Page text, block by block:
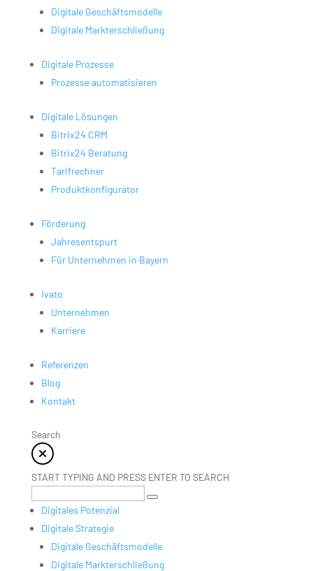
Digitale Geschäftsmodelle
Digitale Markterschließung
Digitale Prozesse
Prozesse automatisieren
Digitale Lösungen
Bitrix24 CRM
Bitrix24 Beratung
Tarifrechner
Produktkonfigurator
Förderung
Jahresentspurt
Für Unternehmen in Bayern
Ivato
Unternehmen
Karriere
Referenzen
Blog
Kontakt
Search
START TYPING AND PRESS ENTER TO SEARCH
Digitales Potenzial
Digitale Strategie
Digitale Geschäftsmodelle
Digitale Markterschließung